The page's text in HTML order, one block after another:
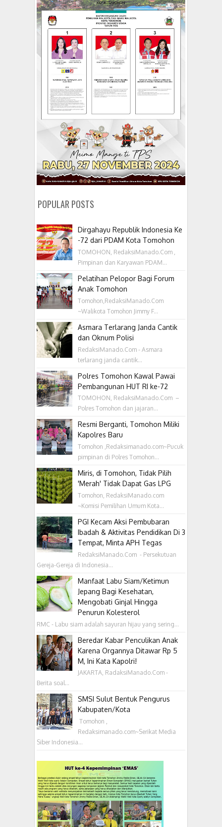
POPULAR POSTS
Dirgahayu Republik Indonesia Ke
-72 dari PDAM Kota Tomohon
TOMOHON, RedaksiManado.Com ,
Pimpinan dan Karyawan PDAM...
Pelatihan Pelopor Bagi Forum
Anak Tomohon
Tomohon,RedaksiManado.Com
~Walikota Tomohon Jimmy F...
Asmara Terlarang Janda Cantik
dan Oknum Polisi
RedaksiManado.Com - Asmara
terlarang janda cantik...
Polres Tomohon Kawal Pawai
Pembangunan HUT RI ke-72
TOMOHON, RedaksiManado.Com –
Polres Tomohon dan jajaran...
Resmi Berganti, Tomohon Miliki
Kapolres Baru
Tomohon ,Redaksimanado.com~Pucuk
pimpinan di Polres Tomohon...
Miris, di Tomohon, Tidak Pilih
'Merah' Tidak Dapat Gas LPG
Tomohon, RedaksiManado.com
~Komisi Pemilihan Umum Kota...
PGI Kecam Aksi Pembubaran
Ibadah & Aktivitas Pendidikan Di 3
Tempat, Minta APH Tegas
RedaksiManado.Com - Persekutuan
Gereja-Gereja di Indonesia...
Manfaat Labu Siam/Ketimun
Jepang Bagi Kesehatan,
Mengobati Ginjal Hingga
Penurun Kolesterol
RMC - Labu siam adalah sayuran hijau yang sering...
Beredar Kabar Penculikan Anak
Karena Organnya Ditawar Rp 5
M, Ini Kata Kapolri!
JAKARTA, RadaksiManado.Com -
Berita soal...
SMSI Sulut Bentuk Pengurus
Kabupaten/Kota
‎ Tomohon ,
Redaksimanado.com~Serikat Media
Siber Indonesia...